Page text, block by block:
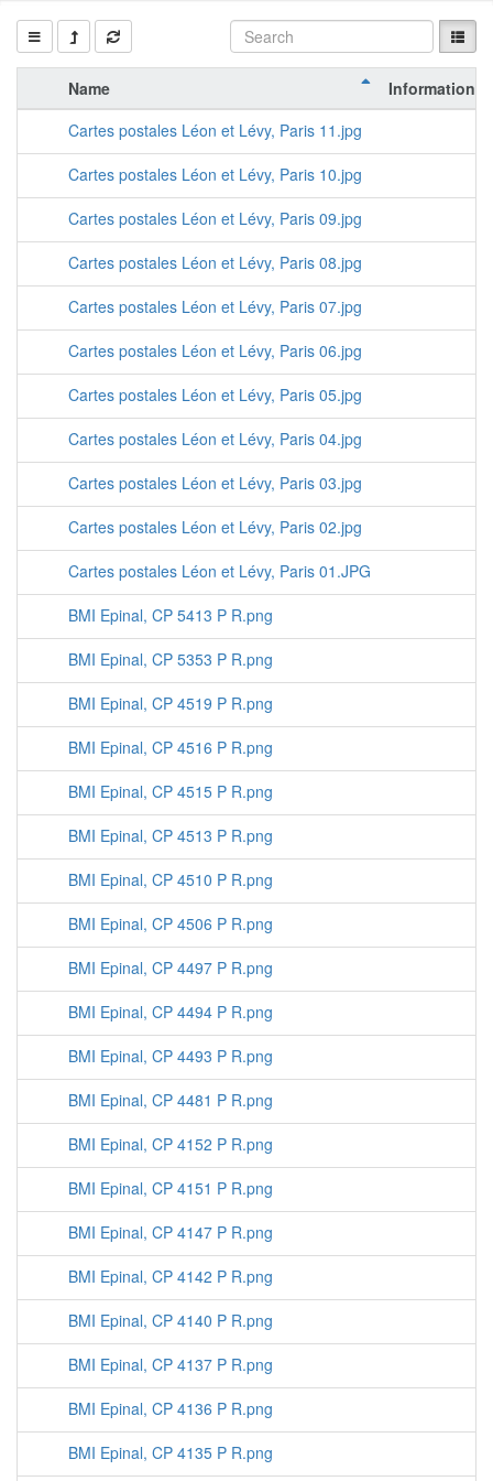
Name
Information
Cartes postales Léon et Lévy, Paris 11.jpg
Cartes postales Léon et Lévy, Paris 10.jpg
Cartes postales Léon et Lévy, Paris 09.jpg
Cartes postales Léon et Lévy, Paris 08.jpg
Cartes postales Léon et Lévy, Paris 07.jpg
Cartes postales Léon et Lévy, Paris 06.jpg
Cartes postales Léon et Lévy, Paris 05.jpg
Cartes postales Léon et Lévy, Paris 04.jpg
Cartes postales Léon et Lévy, Paris 03.jpg
Cartes postales Léon et Lévy, Paris 02.jpg
Cartes postales Léon et Lévy, Paris 01.JPG
BMI Epinal, CP 5413 P R.png
BMI Epinal, CP 5353 P R.png
BMI Epinal, CP 4519 P R.png
BMI Epinal, CP 4516 P R.png
BMI Epinal, CP 4515 P R.png
BMI Epinal, CP 4513 P R.png
BMI Epinal, CP 4510 P R.png
BMI Epinal, CP 4506 P R.png
BMI Epinal, CP 4497 P R.png
BMI Epinal, CP 4494 P R.png
BMI Epinal, CP 4493 P R.png
BMI Epinal, CP 4481 P R.png
BMI Epinal, CP 4152 P R.png
BMI Epinal, CP 4151 P R.png
BMI Epinal, CP 4147 P R.png
BMI Epinal, CP 4142 P R.png
BMI Epinal, CP 4140 P R.png
BMI Epinal, CP 4137 P R.png
BMI Epinal, CP 4136 P R.png
BMI Epinal, CP 4135 P R.png